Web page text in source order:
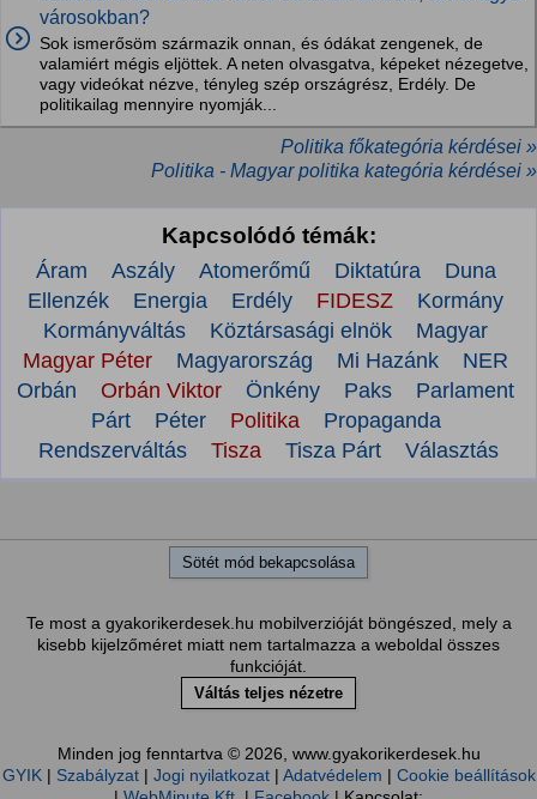
városokban?
Sok ismerősöm származik onnan, és ódákat zengenek, de
valamiért mégis eljöttek. A neten olvasgatva, képeket nézegetve,
vagy videókat nézve, tényleg szép országrész, Erdély. De
politikailag mennyire nyomják...
Politika főkategória kérdései »
Politika - Magyar politika kategória kérdései »
Kapcsolódó témák:
Áram Aszály Atomerőmű Diktatúra
Duna
Ellenzék
Energia Erdély FIDESZ
Kormány
Kormányváltás
Köztársasági elnök
Magyar
Magyar Péter
Magyarország Mi Hazánk
NER
Orbán
Orbán Viktor Önkény Paks
Parlament
Párt
Péter Politika
Propaganda
Rendszerváltás
Tisza Tisza Párt Választás
Sötét mód bekapcsolása
Te most a gyakorikerdesek.hu mobilverzióját böngészed, mely a
kisebb kijelzőméret miatt nem tartalmazza a weboldal összes
funkcióját.
Váltás teljes nézetre
Minden jog fenntartva © 2026, www.gyakorikerdesek.hu
GYIK| Szabályzat| Jogi nyilatkozat| Adatvédelem | Cookie beállítások